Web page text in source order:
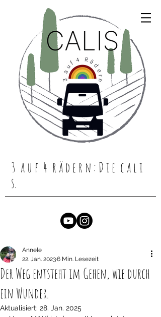
3 a u f 4 r ä d e r n : D i e c a l i
s.
Der Weg entsteht im Gehen, wie durch
ein Wunder.
Annele
22. Jan. 20236 Min. Lesezeit
Aktualisiert: 28. Jan. 2025